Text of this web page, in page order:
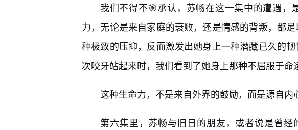
我们不得不🎯承认，苏畅在这一集中的遭遇，
力，无论是来自家庭的衰败，还是情感的背叛，都
种极致的压抑，反而激发出她身上一种潜藏已久的
次咬牙站起来时，我们看到了她身上那种不屈服于命
这种生命力，不是来自外界的鼓励，而是源自内
第六集里，苏畅与旧日的朋友，或者说是曾经